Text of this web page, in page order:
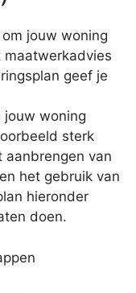
jouw woning
maatwerkadvies
geef je
jouw woning
sterk
aanbrengen van
het gebruik van
hieronder
doen.